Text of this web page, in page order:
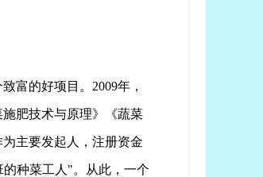
富的好项目。2009年，
肥技术与原理》《蔬菜
主要发起人，注册资金
种菜工人"。从此，一个